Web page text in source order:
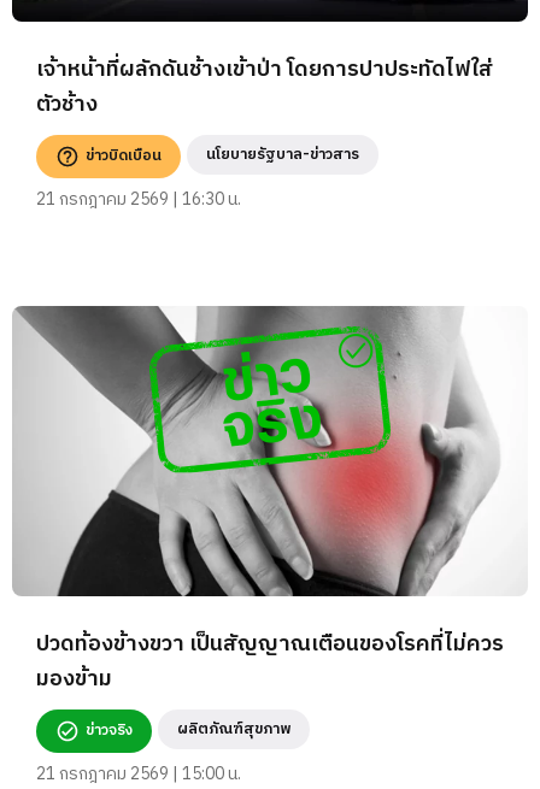
เจ้าหน้าที่ผลักดันช้างเข้าป่า โดยการปาประทัดไฟใส่
ตัวช้าง
ข่าวบิดเบือน นโยบายรัฐบาล-ข่าวสาร
21 กรกฎาคม 2569 | 16:30 น.
ปวดท้องข้างขวา เป็นสัญญาณเตือนของโรคที่ไม่ควร
มองข้าม
ข่าวจริง ผลิตภัณฑ์สุขภาพ
21 กรกฎาคม 2569 | 15:00 น.